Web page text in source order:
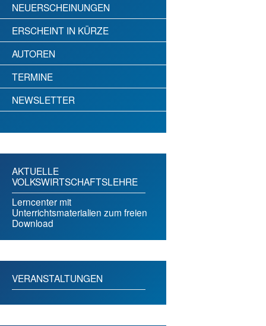
NEUERSCHEINUNGEN
ERSCHEINT IN KÜRZE
AUTOREN
TERMINE
NEWSLETTER
AKTUELLE
VOLKSWIRTSCHAFTSLEHRE
Lerncenter mit
Unterrichtsmaterialien zum freien
Download
VERANSTALTUNGEN